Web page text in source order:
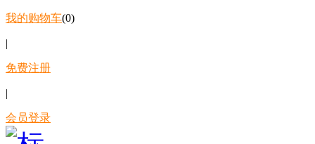
我的购物车(0)
|
免费注册
|
会员登录